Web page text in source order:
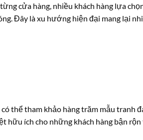
cửa hàng, nhiều khách hàng lựa
Đây là xu hướng hiện đại mang lại
thể tham khảo hàng trăm mẫu tranh
hữu ích cho những khách hàng bận